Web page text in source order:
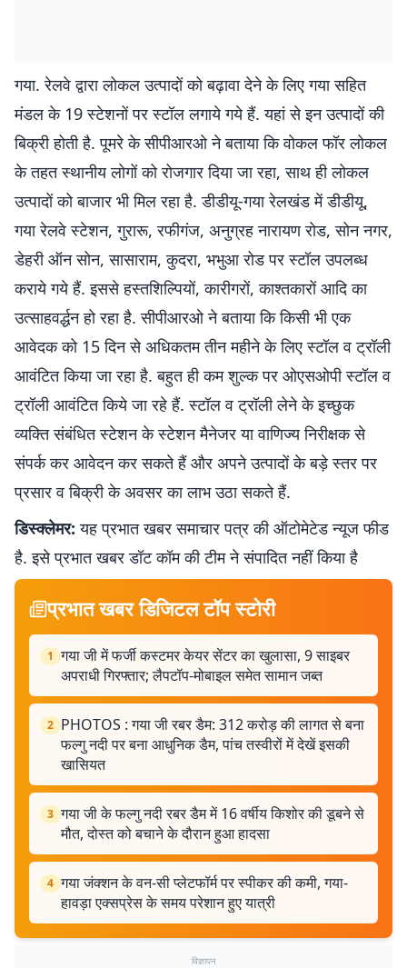
गया. रेलवे द्वारा लोकल उत्पादों को बढ़ावा देने के लिए गया सहित
मंडल के 19 स्टेशनों पर स्टॉल लगाये गये हैं. यहां से इन उत्पादों की
बिक्री होती है. पूमरे के सीपीआरओ ने बताया कि वोकल फॉर लोकल
के तहत स्थानीय लोगों को रोजगार दिया जा रहा, साथ ही लोकल
उत्पादों को बाजार भी मिल रहा है. डीडीयू-गया रेलखंड में डीडीयू,
गया रेलवे स्टेशन, गुरारू, रफीगंज, अनुग्रह नारायण रोड, सोन नगर,
डेहरी ऑन सोन, सासाराम, कुदरा, भभुआ रोड पर स्टॉल उपलब्ध
कराये गये हैं. इससे हस्तशिल्पियों, कारीगरों, काश्तकारों आदि का
उत्साहवर्द्धन हो रहा है. सीपीआरओ ने बताया कि किसी भी एक
आवेदक को 15 दिन से अधिकतम तीन महीने के लिए स्टॉल व ट्रॉली
आवंटित किया जा रहा है. बहुत ही कम शुल्क पर ओएसओपी स्टॉल व
ट्रॉली आवंटित किये जा रहे हैं. स्टॉल व ट्रॉली लेने के इच्छुक
व्यक्ति संबंधित स्टेशन के स्टेशन मैनेजर या वाणिज्य निरीक्षक से
संपर्क कर आवेदन कर सकते हैं और अपने उत्पादों के बड़े स्तर पर
प्रसार व बिक्री के अवसर का लाभ उठा सकते हैं.
डिस्क्लेमर: यह प्रभात खबर समाचार पत्र की ऑटोमेटेड न्यूज फीड
है. इसे प्रभात खबर डॉट कॉम की टीम ने संपादित नहीं किया है
प्रभात खबर डिजिटल टॉप स्टोरी
1 गया जी में फर्जी कस्टमर केयर सेंटर का खुलासा, 9 साइबर
अपराधी गिरफ्तार; लैपटॉप-मोबाइल समेत सामान जब्त
2 PHOTOS : गया जी रबर डैम: 312 करोड़ की लागत से बना
फल्गु नदी पर बना आधुनिक डैम, पांच तस्वीरों में देखें इसकी
खासियत
3 गया जी के फल्गु नदी रबर डैम में 16 वर्षीय किशोर की डूबने से
मौत, दोस्त को बचाने के दौरान हुआ हादसा
4 गया जंक्शन के वन-सी प्लेटफॉर्म पर स्पीकर की कमी, गया-
हावड़ा एक्सप्रेस के समय परेशान हुए यात्री
विज्ञापन